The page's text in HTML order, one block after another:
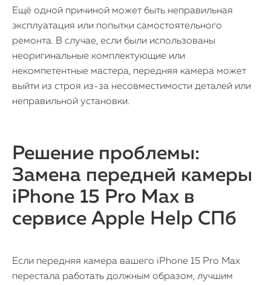
Ещё одной причиной может быть неправильная
эксплуатация или попытки самостоятельного
ремонта. В случае, если были использованы
неоригинальные комплектующие или
некомпетентные мастера, передняя камера может
выйти из строя из-за несовместимости деталей или
неправильной установки.
Решение проблемы:
Замена передней камеры
iPhone 15 Pro Max в
сервисе Apple Help СПб
Если передняя камера вашего iPhone 15 Pro Max
перестала работать должным образом, лучшим